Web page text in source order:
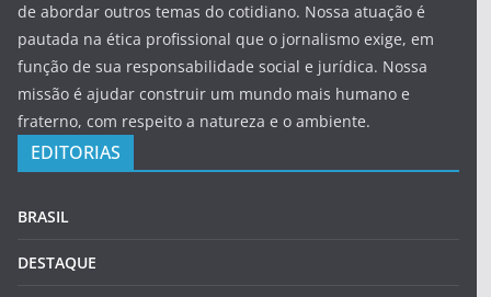
de abordar outros temas do cotidiano. Nossa atuação é
pautada na ética profissional que o jornalismo exige, em
função de sua responsabilidade social e jurídica. Nossa
missão é ajudar construir um mundo mais humano e
fraterno, com respeito a natureza e o ambiente.
EDITORIAS
BRASIL
DESTAQUE